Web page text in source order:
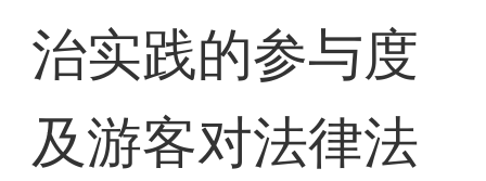
治实践的参与度
及游客对法律法